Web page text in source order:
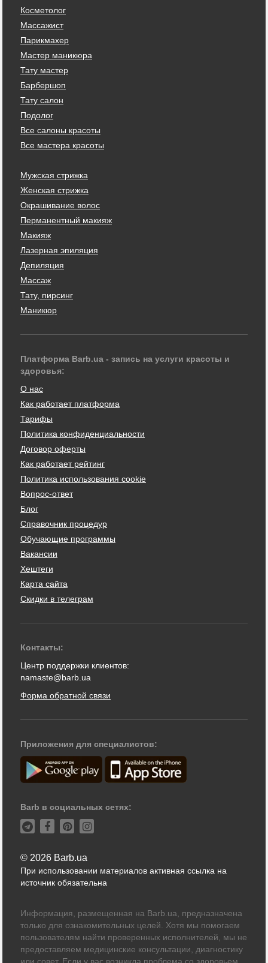
Косметолог
Массажист
Парикмахер
Мастер маникюра
Тату мастер
Барбершоп
Тату салон
Подолог
Все салоны красоты
Все мастера красоты
Мужская стрижка
Женская стрижка
Окрашивание волос
Перманентный макияж
Макияж
Лазерная эпиляция
Депиляция
Массаж
Тату, пирсинг
Маникюр
Платформа Barb.ua - запись на услуги красоты и
здоровья:
О нас
Как работает платформа
Тарифы
Политика конфиденциальности
Договор оферты
Как работает рейтинг
Политика использования cookie
Вопрос-ответ
Блог
Справочник процедур
Обучающие программы
Вакансии
Хештеги
Карта сайта
Скидки в телеграм
Контакты:
Центр поддержки клиентов:
namaste@barb.ua
Форма обратной связи
Приложения для специалистов:
Barb в социальных сетях:
© 2026 Barb.ua
При использовании материалов активная ссылка на
источник обязательна
Информация, размещенная на Barb.ua, предназначена
только для ознакомительных целей. Хотя мы помогаем
пользователям найти проверенных исполнителей, мы не
предоставляем медицинские консультации, диагностику
или совет. Если у вас возникла проблема со здоровьем,